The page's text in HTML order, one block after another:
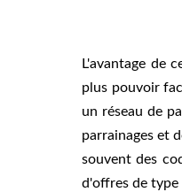
L'avantage de
plus pouvoir
un réseau de
parrainages et
souvent des
d'offres de type